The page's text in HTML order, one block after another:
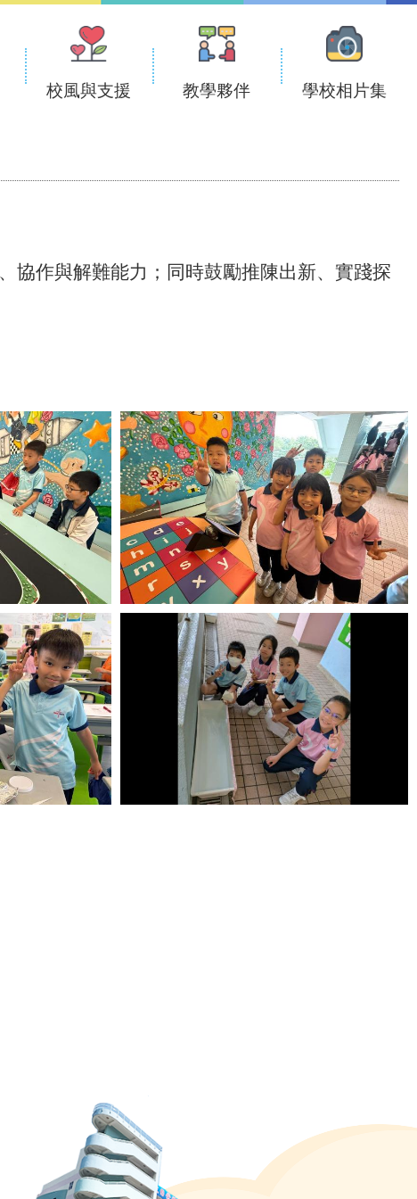
校風與支援 教學夥伴 學校相片集
協作與解難能力；同時鼓勵推陳出新、實踐探